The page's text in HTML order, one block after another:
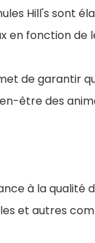
Hill's sont
en fonction de
de garantir
être des
à la qualité
et autres